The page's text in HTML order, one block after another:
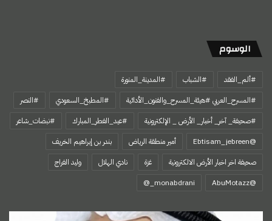
الوسوم
#ألم_الفقد #الشباب
#المدينة_المنورة
#المسرح_العربي #هيئة_المسرح_والفنون_الأدائية
#المطبخ_السعودي
#النصر
#صحيفة_ آخر_ أخبار_ الأرض _ الإلكترونية
#عيد_الفطر_المبارك
#نبضات_شاعر
@Ebtisam_jebreen
أمير منطقة الرياض
بندر بن إبراهيم الخريف
صحيفة اخر اخبار الأرض الالكترونية
غزة نادي الهلال
وليد الفراج
‏@AbuMotazz